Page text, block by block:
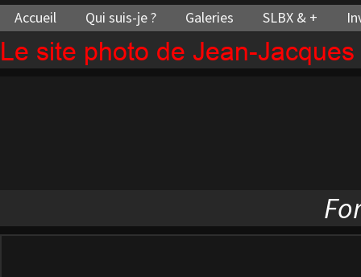
Le site photo de Jean-
Accueil Qui suis-je ? Galeries SLBX & +